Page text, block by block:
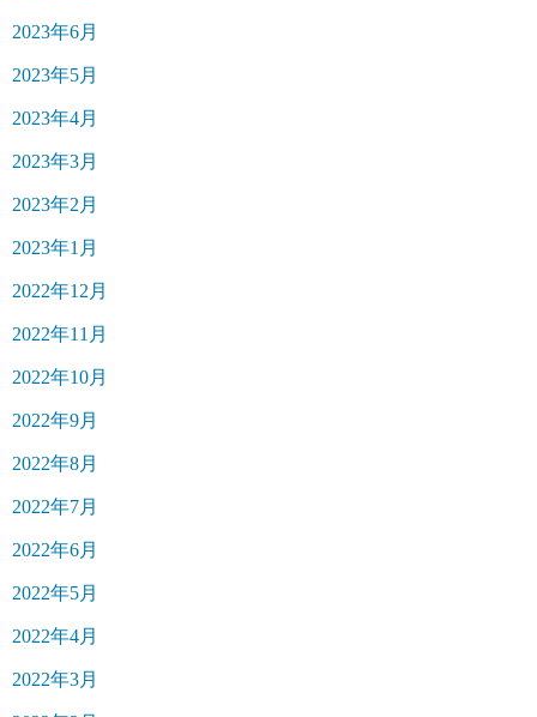
2023年6月
2023年5月
2023年4月
2023年3月
2023年2月
2023年1月
2022年12月
2022年11月
2022年10月
2022年9月
2022年8月
2022年7月
2022年6月
2022年5月
2022年4月
2022年3月